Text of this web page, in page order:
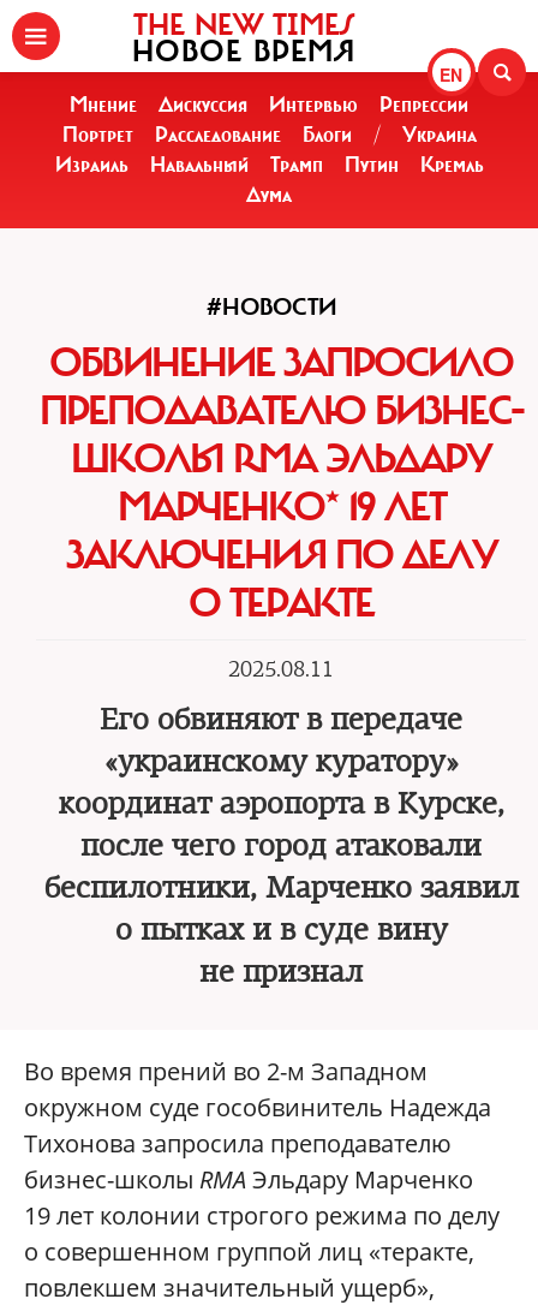
EN
THE NEW TIMES
НОВОЕ ВРЕМЯ
Мнение Дискуссия Интервью
Репрессии
Портрет
Расследование Блоги /
Украина
Израиль
Навальный Трамп Путин
Кремль
Дума
#НОВОСТИ
ОБВИНЕНИЕ ЗАПРОСИЛО
ПРЕПОДАВАТЕЛЮ БИЗНЕС-
ШКОЛЫ RMA ЭЛЬДАРУ
МАРЧЕНКО* 19 ЛЕТ
ЗАКЛЮЧЕНИЯ ПО ДЕЛУ
О ТЕРАКТЕ
2025.08.11
Его обвиняют в передаче
«украинскому куратору»
координат аэропорта в Курске,
после чего город атаковали
беспилотники, Марченко заявил
о пытках и в суде вину
не признал
Во время прений во 2-м Западном
окружном суде гособвинитель Надежда
Тихонова запросила преподавателю
бизнес-школы RMA Эльдару Марченко
19 лет колонии строгого режима по делу
о совершенном группой лиц «теракте,
повлекшем значительный ущерб»,